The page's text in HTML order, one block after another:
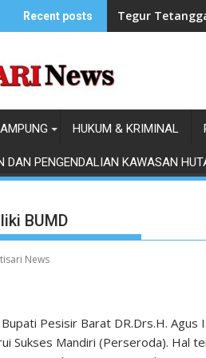
Recent posts Tegur
HUKUM & KRIMINAL
DAN PENGENDALIAN KAWASAN
BUMD
News
Pesisir Barat DR.Drs.H.
Sukses Mandiri (Perseroda). Hal